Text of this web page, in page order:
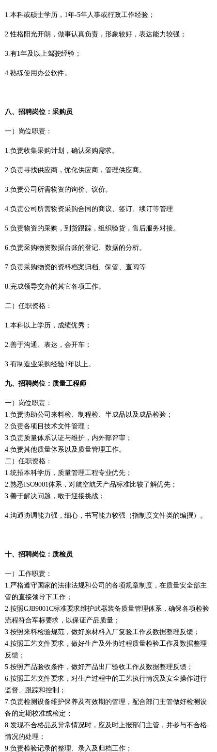
1.本科或硕士学历， 1年-5年人事或行政工作经验；
2.性格阳光开朗，做事认真负责，形象较好，表达能力较强；
3.有1年及以上驾驶经验；
4.熟练使用办公软件。
八、 招聘岗位： 采购员
一） 岗位职责：
1.负责收集采购计划，确认采购需求。
2.负责寻找供应商，优化供应商，管理供应商。
3.负责公司所需物资的询价、议价。
4.负责公司所需物资采购合同的商议、签订、续订等管理
5.负责物资的采购，到货跟踪，组织验货，售后服务对接。
6.负责采购物资数据台账的登记、数据的分析。
7.负责采购物资的资料档案归档、保管、查阅等
8.完成领导交办的其它各项工作。
二） 任职资格：
1.本科以上学历，成绩优秀；
2.善于沟通、表达，会开车；
3.有制造业采购经验1年以上。
九、 招聘岗位： 质量工程师
一）岗位职责：
1.负责协助公司来料检、制程检、半成品以及成品检验；
2.负责各项目技术文件管理；
3.负责质量体系认证与维护，内外部评审；
4.负责其他质量体系以及质量管理工作。
二） 任职资格：
1.统招本科学历，质量管理工程专业优先；
2.熟悉ISO9001体系，对航空航天产品标准比较了解优先；
3.善于解决问题，敢于迎接挑战；
4.沟通协调能力强，细心，书写能力较强（指制度文件类的编撰）。
十、 招聘岗位： 质检员
一）工作职责：
1.严格遵守国家的法律法规和公司的各项规章制度，在质量安全部主
管的直接领导下工作；
2.按照GJB9001C标准要求维护武器装备质量管理体系，确保各项检验
流程符合军标要求，以保证产品质量；
3.按照来料检验规范，做好原材料入厂复验工作及数据整理反馈；
4.按照工艺文件要求，做好生产及外协过程质量检验工作及数据整理
反馈；
5.按照产品验收条件，做好产品出厂验收工作及数据整理反馈；
6.按照工艺文件要求，对生产过程中的工艺执行情况及安全操作进行
监督、跟踪和控制；
7.负责检测设备维护保养及有效期的管理，配合部门主管做好检测设
备的定期校准或检定；
8.发现不合格品及异常情况时，应及时上报部门主管，并参与不合格
情况的处理；
9.负责检验记录的整理、录入及归档工作；